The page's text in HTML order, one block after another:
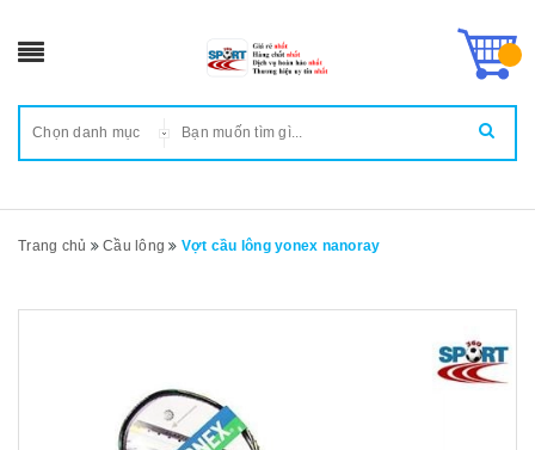
Chọn danh mục
Trang chủ Cầu lông Vợt cầu lông yonex nanoray